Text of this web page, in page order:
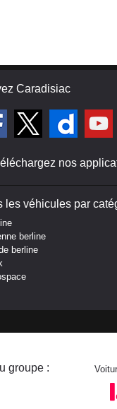
Caradisiac
nos
les véhicules par
berline
berline
groupe :